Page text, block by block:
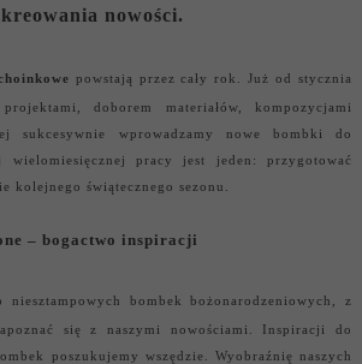
kreowania nowości.
powstają przez cały rok. Już od stycznia
doborem materiałów, kompozycjami
sukcesywnie wprowadzamy nowe bombki do
wielomiesięcznej pracy jest jeden: przygotować
kolejnego świątecznego sezonu.
– bogactwo inspiracji
niesztampowych bombek bożonarodzeniowych, z
się z naszymi nowościami. Inspiracji do
poszukujemy wszędzie. Wyobraźnię naszych